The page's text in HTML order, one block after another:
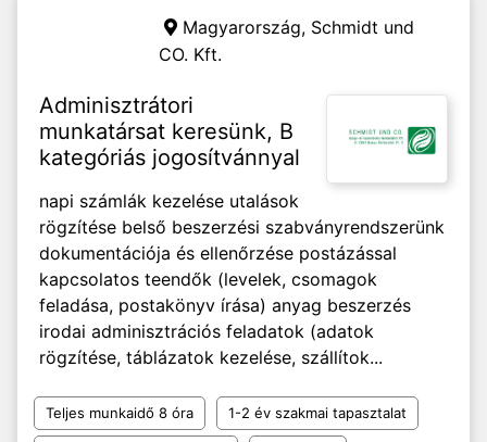
Magyarország, Schmidt und
CO. Kft.
Adminisztrátori
munkatársat keresünk, B
kategóriás jogosítvánnyal
napi számlák kezelése utalások
rögzítése belső beszerzési szabványrendszerünk
dokumentációja és ellenőrzése postázással
kapcsolatos teendők (levelek, csomagok
feladása, postakönyv írása) anyag beszerzés
irodai adminisztrációs feladatok (adatok
rögzítése, táblázatok kezelése, szállítok...
Teljes munkaidő 8 óra 1-2 év szakmai tapasztalat